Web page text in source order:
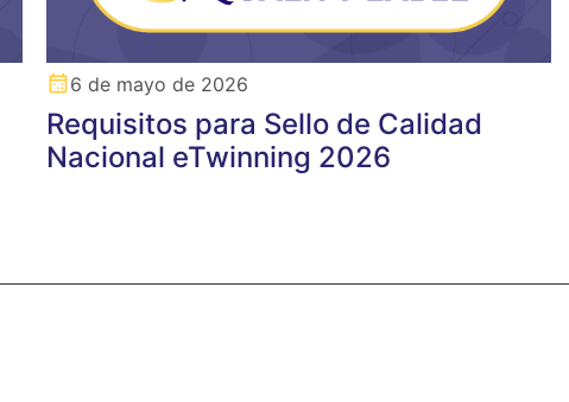
6 de mayo de 2026
Requisitos para Sello de Calidad
Nacional eTwinning 2026